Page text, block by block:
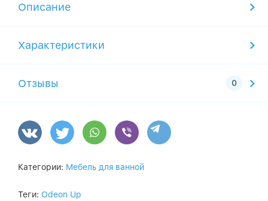
Описание
Характеристики
Отзывы
Категории: Мебель для ванной
Теги: Odeon Up